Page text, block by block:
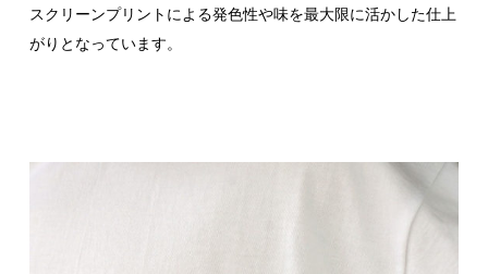
スクリーンプリントによる発色性や味を最大限に活かした仕上
がりとなっています。